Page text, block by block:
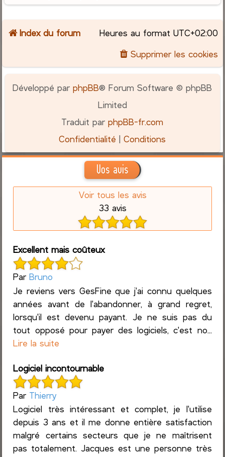
Index du forum Heures au format UTC+02:00
Supprimer les cookies
Développé parphpBB® Forum Software © phpBB
Limited
Traduit parphpBB-fr.com
Confidentialité |Conditions
Vos avis
Voir tous les avis
33 avis
Excellent mais coûteux
ParBruno
Je reviens vers GesFine que j'ai connu quelques
années avant de l'abandonner, à grand regret,
lorsqu'il est devenu payant. Je ne suis pas du
tout opposé pour payer des logiciels, c'est no...
Lire la suite
Logiciel incontournable
Par Thierry
Logiciel très intéressant et complet, je l'utilise
depuis 3 ans et il me donne entière satisfaction
malgré certains secteurs que je ne maîtrisent
pas totalement. Jacques est une personne très